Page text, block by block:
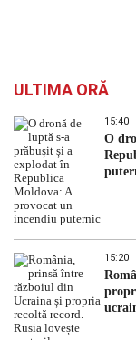
ULTIMA ORĂ
15:40
O
15:20